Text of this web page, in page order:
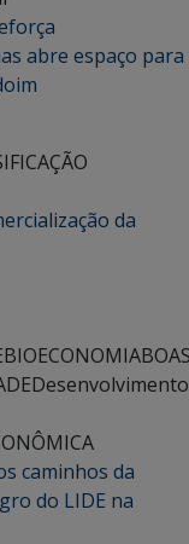
abre espaço para
da
BIOECONOMIA
Desenvolvimento
caminhos da
do LIDE na